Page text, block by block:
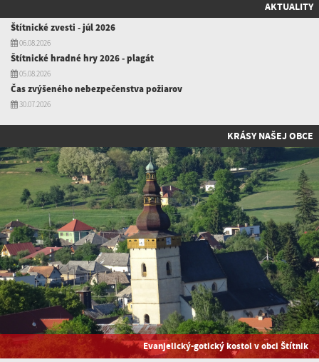
AKTUALITY
Štítnické zvesti - júl 2026
06.08.2026
Štítnické hradné hry 2026 - plagát
05.08.2026
Čas zvýšeného nebezpečenstva požiarov
30.07.2026
KRÁSY NAŠEJ OBCE
Evanjelický-gotický kostol v obci Štítnik